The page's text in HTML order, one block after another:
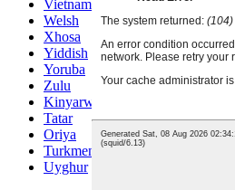
Vietnamese
Welsh
Xhosa
Yiddish
Yoruba
Zulu
Kinyarwanda
Tatar
Oriya
Turkmen
Uyghur